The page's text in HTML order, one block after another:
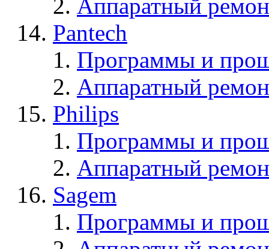
Аппаратный
Pantech
Программы и
Аппаратный
Philips
Программы и
Аппаратный
Sagem
Программы и